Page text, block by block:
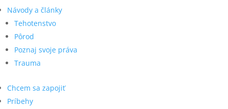
Návody a články
Tehotenstvo
Pôrod
Poznaj svoje práva
Trauma
Chcem sa zapojiť
Príbehy